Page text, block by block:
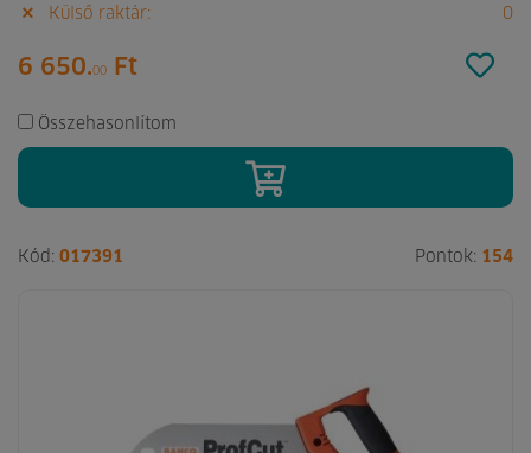
Külső raktár:
0
6 650.00 Ft
Összehasonlítom
Kód: 017391 Pontok: 154